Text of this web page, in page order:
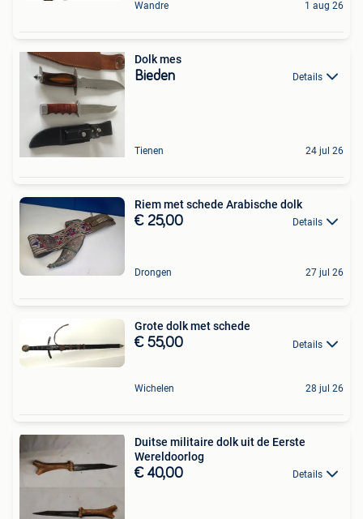
Wandre 1 aug 26
Dolk mes
Bieden Details
Tienen 24 jul 26
Riem met schede Arabische dolk
€ 25,00 Details
Drongen 27 jul 26
Grote dolk met schede
€ 55,00 Details
Wichelen 28 jul 26
Duitse militaire dolk uit de Eerste
Wereldoorlog
€ 40,00 Details